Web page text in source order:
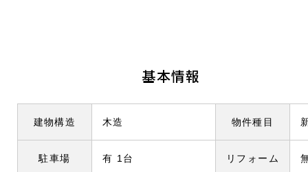
基本情報
建物構造 木造 物件種目
駐車場 有 1 台 リフォーム